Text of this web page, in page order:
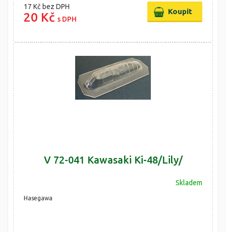
17 Kč bez DPH
20 Kč s DPH
V 72-041 Kawasaki Ki-48/Lily/
Skladem
Hasegawa